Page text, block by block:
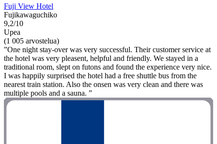
Fuji View Hotel
Fujikawaguchiko
9,2/10
Upea
(1 005 arvostelua)
”One night stay-over was very successful. Their customer service at
the hotel was very pleasent, helpful and friendly. We stayed in a
traditional room, slept on futons and found the experience very nice.
I was happily surprised the hotel had a free shuttle bus from the
nearest train station. Also the onsen was very clean and there was
multiple pools and a sauna. ”